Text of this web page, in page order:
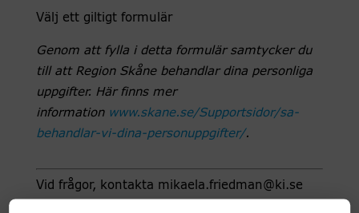
Välj ett giltigt formulär
Genom att fylla i detta formulär samtycker du
till att Region Skåne behandlar dina personliga
uppgifter. Här finns mer
information www.skane.se/Supportsidor/sa-
behandlar-vi-dina-personuppgifter/.
Vid frågor, kontakta mikaela.friedman@ki.se